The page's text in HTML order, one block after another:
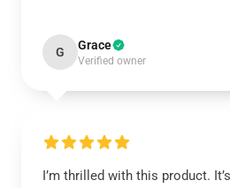
G Grace
Verified owner
I’m thrilled with this product.